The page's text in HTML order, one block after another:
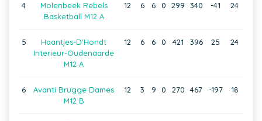
4
Molenbeek Rebels
Basketball M12 A
12 6 6 0 299 340 -41 24
5
Haantjes-D'Hondt
Interieur-Oudenaarde
M12 A
12 6 6 0 421 396 25 24
6
Avanti Brugge Dames
M12 B
12 3 9 0 270 467 -197 18